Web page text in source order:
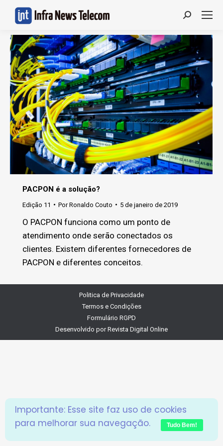
Search:
PACPON é a solução?
Edição 11 PorRonaldo Couto 5 de janeiro de 2019
O PACPON funciona como um ponto de
atendimento onde serão conectados os
clientes. Existem diferentes fornecedores de
PACPON e diferentes conceitos.
Politica de Privacidade
Termos e Condições
Formulário RGPD
Desenvolvido porRevista Digital Online
Importante: Esse site faz uso de cookies
para melhorar sua navegação.
Tudo Bem!